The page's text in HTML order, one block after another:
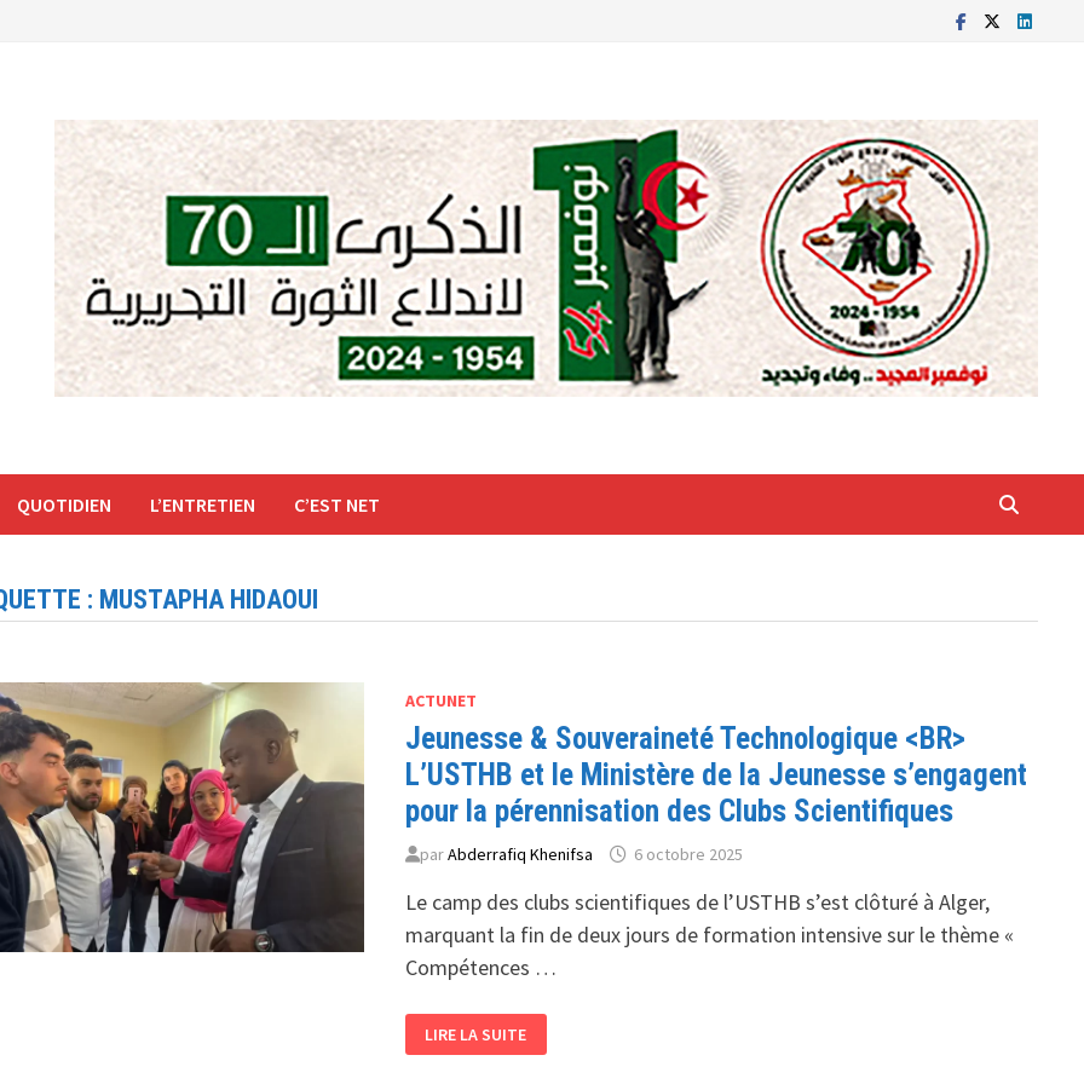
QUOTIDIEN L’ENTRETIEN C’EST NET
: MUSTAPHA HIDAOUI
ACTUNET
Jeunesse & Souveraineté Technologique <BR>
L’USTHB et le Ministère de la Jeunesse s’engagent
pour la pérennisation des Clubs Scientifiques
parAbderrafiq Khenifsa 6 octobre 2025
Le camp des clubs scientifiques de l’USTHB s’est clôturé à Alger,
marquant la fin de deux jours de formation intensive sur le thème «
Compétences …
&
SOUVERAINETÉ
LIRE LA SUITE